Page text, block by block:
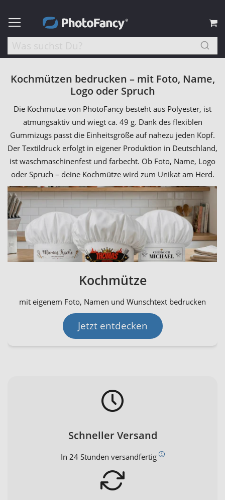
Kochmützen bedrucken – mit Foto, Name,
Logo oder Spruch
Die Kochmütze von PhotoFancy besteht aus Polyester, ist
atmungsaktiv und wiegt ca. 49 g. Dank des flexiblen
Gummizugs passt die Einheitsgröße auf nahezu jeden Kopf.
Der Textildruck erfolgt in eigener Produktion in Deutschland,
ist waschmaschinenfest und farbecht. Ob Foto, Name, Logo
oder Spruch – deine Kochmütze wird zum Unikat am Herd.
Kochmütze
mit eigenem Foto, Namen und Wunschtext bedrucken
Jetzt entdecken
Schneller Versand
In 24 Stunden versandfertig